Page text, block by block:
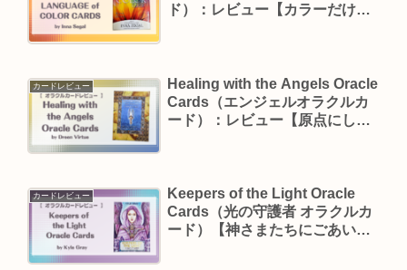
ド）：レビュー【カラーだけで
カードレビュー
Healing with the Angels Oracle
Cards（エンジェルオラクルカ
ード）：レビュー【原点にして
カードレビュー
Keepers of the Light Oracle
Cards（光の守護者 オラクルカ
ード）【神さまたちにごあいさ